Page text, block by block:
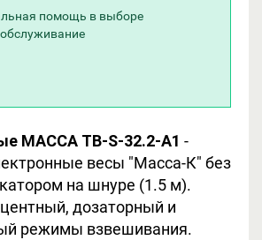
помощь в выборе
МАССА TB-S-32.2-A1 -
весы "Масса-К" без
на шнуре (1.5 м).
дозаторный и
режимы взвешивания.